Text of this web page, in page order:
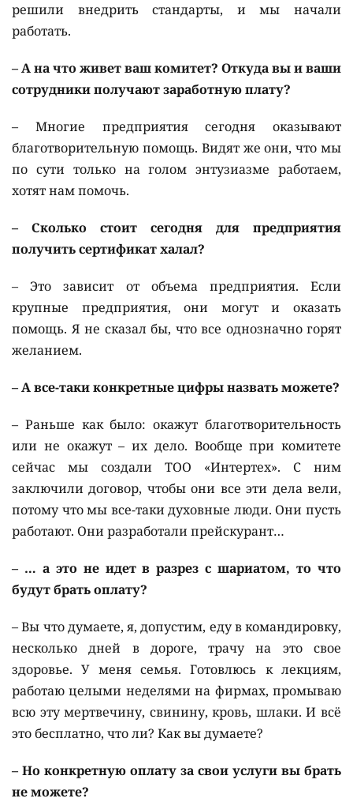
решили внедрить стандарты, и мы начали
работать.
– А на что живет ваш комитет? Откуда вы и ваши
сотрудники получают заработную плату?
– Многие предприятия сегодня оказывают
благотворительную помощь. Видят же они, что мы
по сути только на голом энтузиазме работаем,
хотят нам помочь.
– Сколько стоит сегодня для предприятия
получить сертификат халал?
– Это зависит от объема предприятия. Если
крупные предприятия, они могут и оказать
помощь. Я не сказал бы, что все однозначно горят
желанием.
– А все-таки конкретные цифры назвать можете?
– Раньше как было: окажут благотворительность
или не окажут – их дело. Вообще при комитете
сейчас мы создали ТОО «Интертех». С ним
заключили договор, чтобы они все эти дела вели,
потому что мы все-таки духовные люди. Они пусть
работают. Они разработали прейскурант…
– … а это не идет в разрез с шариатом, то что
будут брать оплату?
– Вы что думаете, я, допустим, еду в командировку,
несколько дней в дороге, трачу на это свое
здоровье. У меня семья. Готовлюсь к лекциям,
работаю целыми неделями на фирмах, промываю
всю эту мертвечину, свинину, кровь, шлаки. И всё
это бесплатно, что ли? Как вы думаете?
– Но конкретную оплату за свои услуги вы брать
не можете?